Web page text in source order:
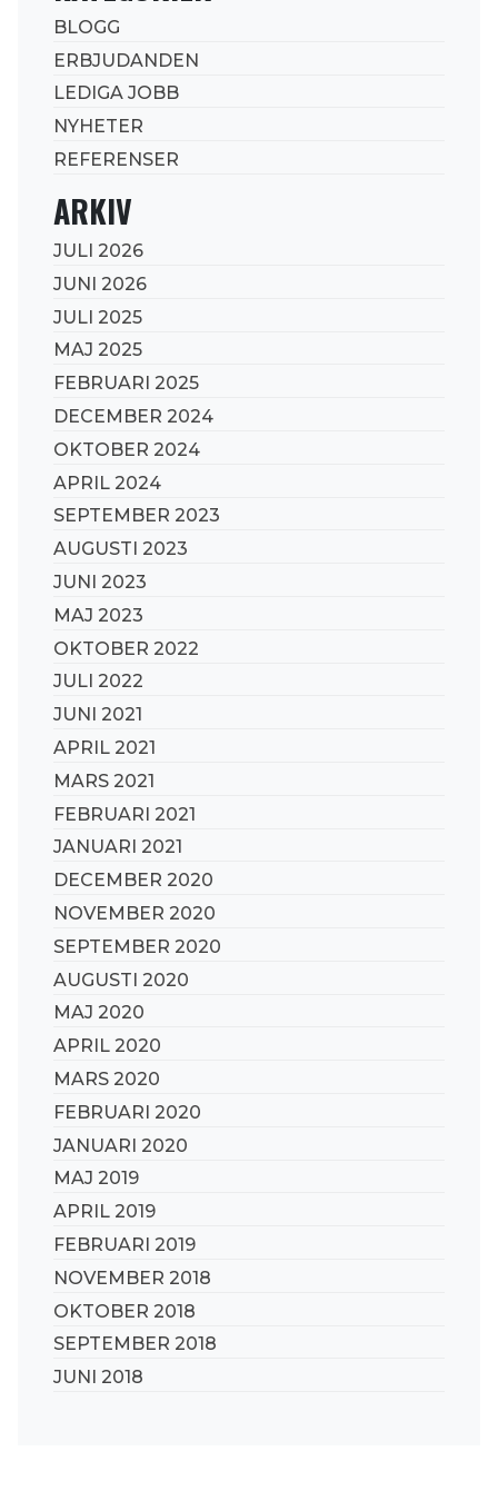
BLOGG
ERBJUDANDEN
LEDIGA JOBB
NYHETER
REFERENSER
ARKIV
JULI 2026
JUNI 2026
JULI 2025
MAJ 2025
FEBRUARI 2025
DECEMBER 2024
OKTOBER 2024
APRIL 2024
SEPTEMBER 2023
AUGUSTI 2023
JUNI 2023
MAJ 2023
OKTOBER 2022
JULI 2022
JUNI 2021
APRIL 2021
MARS 2021
FEBRUARI 2021
JANUARI 2021
DECEMBER 2020
NOVEMBER 2020
SEPTEMBER 2020
AUGUSTI 2020
MAJ 2020
APRIL 2020
MARS 2020
FEBRUARI 2020
JANUARI 2020
MAJ 2019
APRIL 2019
FEBRUARI 2019
NOVEMBER 2018
OKTOBER 2018
SEPTEMBER 2018
JUNI 2018